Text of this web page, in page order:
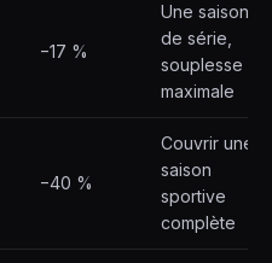
−17 %
Une saison
de série,
souplesse
maximale
−40 %
Couvrir une
saison
sportive
complète